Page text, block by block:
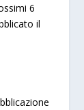
6
il